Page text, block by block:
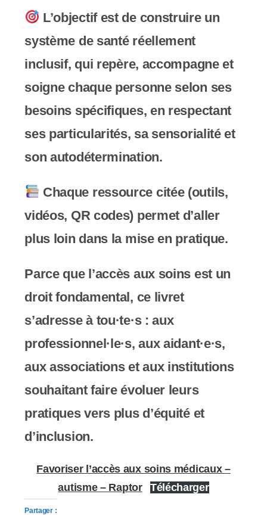
L’objectif est de construire un
système de santé réellement
inclusif, qui repère, accompagne et
soigne chaque personne selon ses
besoins spécifiques, en respectant
ses particularités, sa sensorialité et
son autodétermination.
Chaque ressource citée (outils,
vidéos, QR codes) permet d’aller
plus loin dans la mise en pratique.
Parce que l’accès aux soins est un
droit fondamental, ce livret
s’adresse à tou·te·s : aux
professionnel·le·s, aux aidant·e·s,
aux associations et aux institutions
souhaitant faire évoluer leurs
pratiques vers plus d’équité et
d’inclusion.
Favoriser l’accès aux soins médicaux –
autisme – Raptor
Télécharger
Partager :